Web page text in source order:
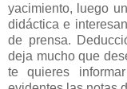
yacimiento, luego
didáctica e
de prensa.
deja mucho que
te quieres